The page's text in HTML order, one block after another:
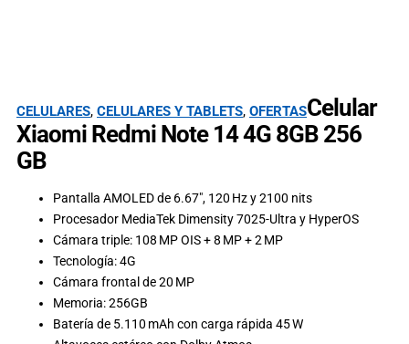
CELULARES, CELULARES Y TABLETS, OFERTASCelular
Xiaomi Redmi Note 14 4G 8GB 256
GB
Pantalla AMOLED de 6.67″, 120 Hz y 2100 nits
Procesador MediaTek Dimensity 7025-Ultra y HyperOS
Cámara triple: 108 MP OIS + 8 MP + 2 MP
Tecnología: 4G
Cámara frontal de 20 MP
Memoria: 256GB
Batería de 5.110 mAh con carga rápida 45 W